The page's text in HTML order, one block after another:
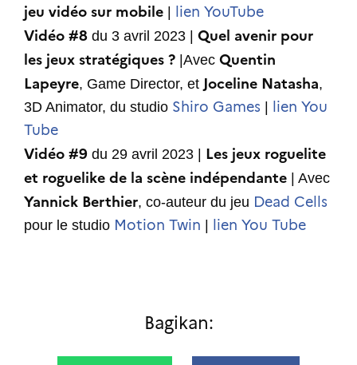
jeu vidéo sur mobile
lien YouTube
Vidéo #8 du 3 avril 2023 | Quel avenir pour
les jeux stratégiques ? |Avec Quentin
Lapeyre, Game Director, et Joceline Natasha,
3D Animator, du studio Shiro Games
lien You
Tube
Vidéo #9 du 29 avril 2023 | Les jeux roguelite
et roguelike de la scène indépendante
| Avec
Yannick Berthier, co-auteur du jeu Dead Cells
pour le studio Motion Twin lien You Tube
Bagikan: